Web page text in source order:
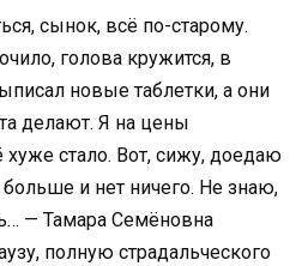
сынок, всё по-старому.
голова кружится, в
новые таблетки, а они
делают. Я на цены
стало. Вот, сижу, доедаю
и нет ничего. Не знаю,
— Тамара Семёновна
полную страдальческого